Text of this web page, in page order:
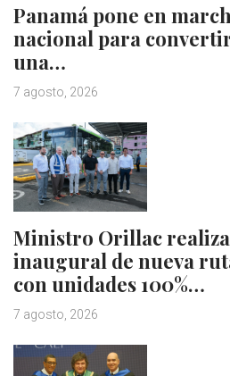
Panamá pone en
nacional para convertir
una…
7 agosto, 2026
Ministro Orillac
inaugural de nueva
con unidades 100%…
7 agosto, 2026